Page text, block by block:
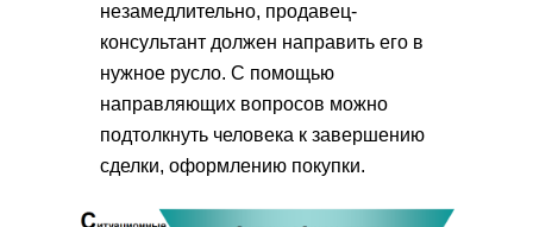
незамедлительно, продавец-
консультант должен направить его в
нужное русло. С помощью
направляющих вопросов можно
подтолкнуть человека к завершению
сделки, оформлению покупки.